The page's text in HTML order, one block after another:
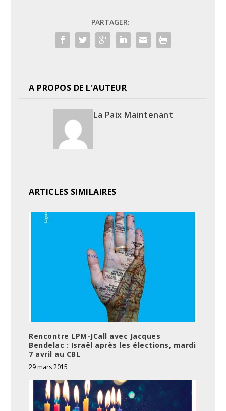
PARTAGER:
A PROPOS DE L'AUTEUR
La Paix Maintenant
ARTICLES SIMILAIRES
Rencontre LPM-JCall avec Jacques
Bendelac : Israël après les élections, mardi
7 avril au CBL
29 mars 2015